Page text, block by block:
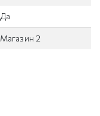
Да
Магазин 2